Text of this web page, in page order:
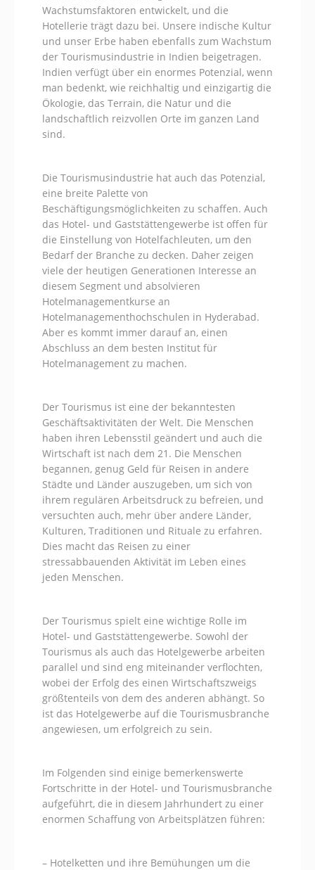
Wachstumsfaktoren entwickelt, und die
Hotellerie trägt dazu bei. Unsere indische Kultur
und unser Erbe haben ebenfalls zum Wachstum
der Tourismusindustrie in Indien beigetragen.
Indien verfügt über ein enormes Potenzial, wenn
man bedenkt, wie reichhaltig und einzigartig die
Ökologie, das Terrain, die Natur und die
landschaftlich reizvollen Orte im ganzen Land
sind.
Die Tourismusindustrie hat auch das Potenzial,
eine breite Palette von
Beschäftigungsmöglichkeiten zu schaffen. Auch
das Hotel- und Gaststättengewerbe ist offen für
die Einstellung von Hotelfachleuten, um den
Bedarf der Branche zu decken. Daher zeigen
viele der heutigen Generationen Interesse an
diesem Segment und absolvieren
Hotelmanagementkurse an
Hotelmanagementhochschulen in Hyderabad.
Aber es kommt immer darauf an, einen
Abschluss an dem besten Institut für
Hotelmanagement zu machen.
Der Tourismus ist eine der bekanntesten
Geschäftsaktivitäten der Welt. Die Menschen
haben ihren Lebensstil geändert und auch die
Wirtschaft ist nach dem 21. Die Menschen
begannen, genug Geld für Reisen in andere
Städte und Länder auszugeben, um sich von
ihrem regulären Arbeitsdruck zu befreien, und
versuchten auch, mehr über andere Länder,
Kulturen, Traditionen und Rituale zu erfahren.
Dies macht das Reisen zu einer
stressabbauenden Aktivität im Leben eines
jeden Menschen.
Der Tourismus spielt eine wichtige Rolle im
Hotel- und Gaststättengewerbe. Sowohl der
Tourismus als auch das Hotelgewerbe arbeiten
parallel und sind eng miteinander verflochten,
wobei der Erfolg des einen Wirtschaftszweigs
größtenteils von dem des anderen abhängt. So
ist das Hotelgewerbe auf die Tourismusbranche
angewiesen, um erfolgreich zu sein.
Im Folgenden sind einige bemerkenswerte
Fortschritte in der Hotel- und Tourismusbranche
aufgeführt, die in diesem Jahrhundert zu einer
enormen Schaffung von Arbeitsplätzen führen:
– Hotelketten und ihre Bemühungen um die